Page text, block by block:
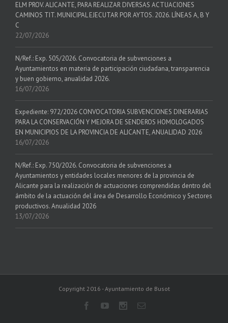
ELM PROV. ALICANTE, PARA REALIZAR DIVERSAS ACTUACIONES
CAMINOS TIT. MUNICIPAL EJECUTAR POR AYTOS. 2026. LÍNEAS A, B Y
C
22/07/2026
N/Ref.: Exp. 505/2026. Convocatoria de subvenciones a
Ayuntamientos en materia de participación ciudadana, transparencia
y buen gobierno, anualidad 2026.
16/07/2026
Expediente: 972/2026 CONVOCATORIA SUBVENCIONES DINERARIAS
PARA LA CONSERVACIÓN Y MEJORA DE SENDEROS HOMOLOGADOS
EN MUNICIPIOS DE LA PROVINCIA DE ALICANTE, ANUALIDAD 2026
16/07/2026
N/Ref.: Exp. 750/2026. Convocatoria de subvenciones a
Ayuntamientos y entidades locales menores de la provincia de
Alicante para la realización de actuaciones comprendidas dentro del
ámbito de la actuación del área de Desarrollo Económico y Sectores
productivos. Anualidad 2026
13/07/2026
Copyright 2016 - Ayuntamiento de Busot